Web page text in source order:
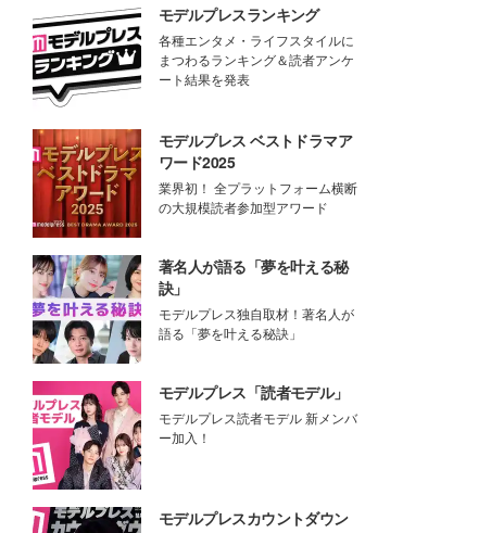
モデルプレスランキング
各種エンタメ・ライフスタイルに
まつわるランキング＆読者アンケ
ート結果を発表
モデルプレス ベストドラマア
ワード2025
業界初！ 全プラットフォーム横断
の大規模読者参加型アワード
著名人が語る「夢を叶える秘
訣」
モデルプレス独自取材！著名人が
語る「夢を叶える秘訣」
モデルプレス「読者モデル」
モデルプレス読者モデル 新メンバ
ー加入！
モデルプレスカウントダウン